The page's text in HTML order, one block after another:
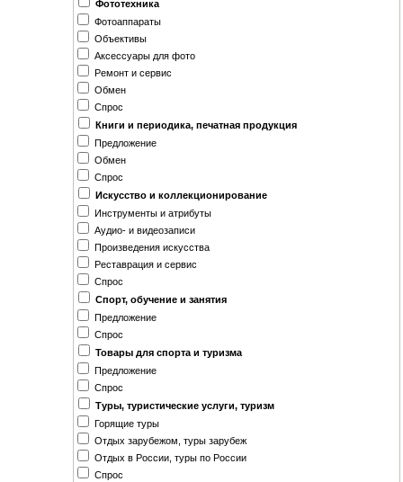
Фототехника
Фотоаппараты
Объективы
Аксессуары для фото
Ремонт и сервис
Обмен
Спрос
Книги и периодика, печатная продукция
Предложение
Обмен
Спрос
Искусство и коллекционирование
Инструменты и атрибуты
Аудио- и видеозаписи
Произведения искусства
Реставрация и сервис
Спрос
Спорт, обучение и занятия
Предложение
Спрос
Товары для спорта и туризма
Предложение
Спрос
Туры, туристические услуги, туризм
Горящие туры
Отдых зарубежом, туры зарубеж
Отдых в России, туры по России
Спрос